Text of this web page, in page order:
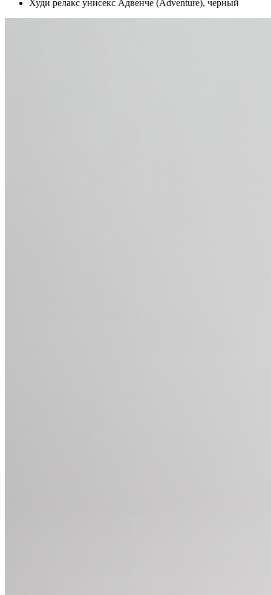
Худи релакс унисекс Адвенче (Adventure), черный